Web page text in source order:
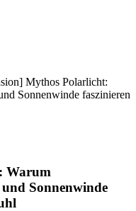
Mythos Polarlicht:
Sonnenwinde faszinieren
Warum
Sonnenwinde